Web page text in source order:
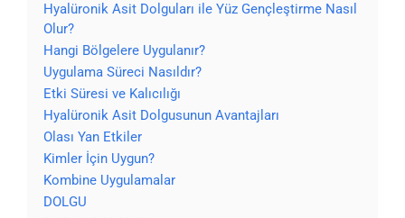
Hyalüronik Asit Dolguları ile Yüz Gençleştirme Nasıl
Olur?
Hangi Bölgelere Uygulanır?
Uygulama Süreci Nasıldır?
Etki Süresi ve Kalıcılığı
Hyalüronik Asit Dolgusunun Avantajları
Olası Yan Etkiler
Kimler İçin Uygun?
Kombine Uygulamalar
DOLGU